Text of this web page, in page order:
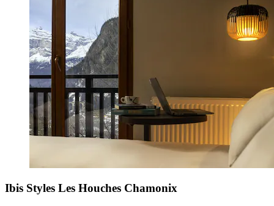
Ibis Styles Les Houches Chamonix